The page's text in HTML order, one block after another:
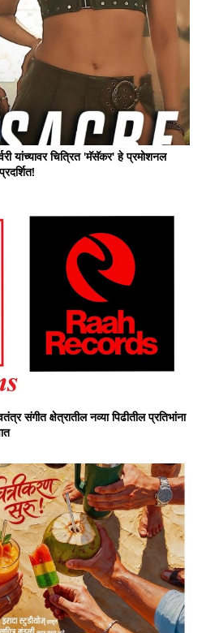
यांच्यावर चित्रित 'मॅसॅकर' हे प्रमोशनल
संगीत क्षेत्रातील नव्या पिढीतील प्रतिभांना